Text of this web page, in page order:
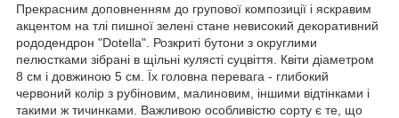
Прекрасним доповненням до групової композиції і яскравим
акцентом на тлі пишної зелені стане невисокий декоративний
рододендрон "Dotella". Розкриті бутони з округлими
пелюстками зібрані в щільні кулясті суцвіття. Квіти діаметром
8 см і довжиною 5 см. Їх головна перевага - глибокий
червоний колір з рубіновим, малиновим, іншими відтінками і
такими ж тичинками. Важливою особливістю сорту є те, що